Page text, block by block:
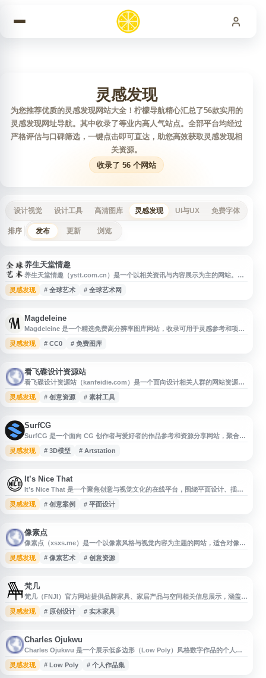
灵感发现
为您推荐优质的灵感发现网站大全！柠檬导航精心汇总了56款实用的
灵感发现网址导航。其中收录了等业内高人气站点。全部平台均经过
严格评估与口碑筛选，一键点击即可直达，助您高效获取灵感发现相
关资源。
收录了 56 个网站
设计视觉 设计工具 高清图库 灵感发现 UI与UX 免费字体
排序 发布 更新 浏览
养生天堂情趣
养生天堂情趣（ystt.com.cn）是一个以相关资讯与内容展示为主的网站。现
有页面关键词涉及全球艺术、艺术网等主题，具体栏目与服务内容请以网站实
际页面为准。
灵感发现 # 全球艺术 # 全球艺术网
Magdeleine
Magdeleine 是一个精选免费高分辨率图库网站，收录可用于灵感参考和项目
创作的优质图片资源。平台图片涵盖 CC0、公共领域及 Creative Commons
等授权类型，适合设计师、内容创作者、开发者和自媒体用户查找可商用或可
灵感发现 # CC0 # 免费图库
看飞碟设计资源站
看飞碟设计资源站（kanfeidie.com）是一个面向设计相关人群的网站资源页
面，适合用于收录和查找设计灵感、素材、工具及行业参考信息。网站以设计
资源整理为核心，便于用户快速访问相关内容，可作为设计师、运营人员和创
灵感发现 # 创意资源 # 素材工具
SurfCG
SurfCG 是一个面向 CG 创作者与爱好者的作品参考和资源分享网站，聚合国
内外 ArtStation、Pixiv、Pinterest、Behance 等平台相关 CG 内容，涵盖
原画、动漫、游戏 CG、动画、模型、教程与创作参考等方向。网站内容涉及
灵感发现 # 3D模型 # Artstation
It’s Nice That
It’s Nice That 是一个聚焦创意与视觉文化的在线平台，围绕平面设计、插
画、摄影、艺术、广告、动画等领域发布作品案例、人物访谈、行业观察与灵
感内容。网站以“Inspiring Creativity”为核心定位，适合设计师、创意从业
灵感发现 # 创意案例 # 平面设计
像素点
像素点（xsxs.me）是一个以像素风格与视觉内容为主题的网站，适合对像素
艺术、设计素材、创意灵感和相关资源感兴趣的用户访问。网站名称简洁直
观，便于用户识别与记忆，可作为导航站中设计、艺术、素材或创意工具类目
灵感发现 # 像素艺术 # 创意资源
梵几
梵几（FNJI）官方网站提供品牌家具、家居产品与空间相关信息展示，涵盖实
木家具、家居用品、设计理念及门店服务等内容。网站适合用户了解梵几的产
品风格、品牌动态、线下空间与购买渠道，为关注原创家具设计、现代中式家
灵感发现 # 原创设计 # 实木家具
Charles Ojukwu
Charles Ojukwu 是一个展示低多边形（Low Poly）风格数字作品的个人网
页，页面以简洁的视觉形式呈现相关创意内容，适合对低多边形设计、数字艺
术、个人作品展示和前端视觉效果感兴趣的用户浏览参考。该网站可作为了解
灵感发现 # Low Poly # 个人作品集